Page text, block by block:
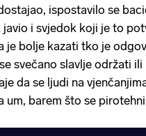
ispostavilo se
javio i svjedok koji je to
je bolje kazati tko je
svečano slavlje održati ili
da se ljudi na
um, barem što se